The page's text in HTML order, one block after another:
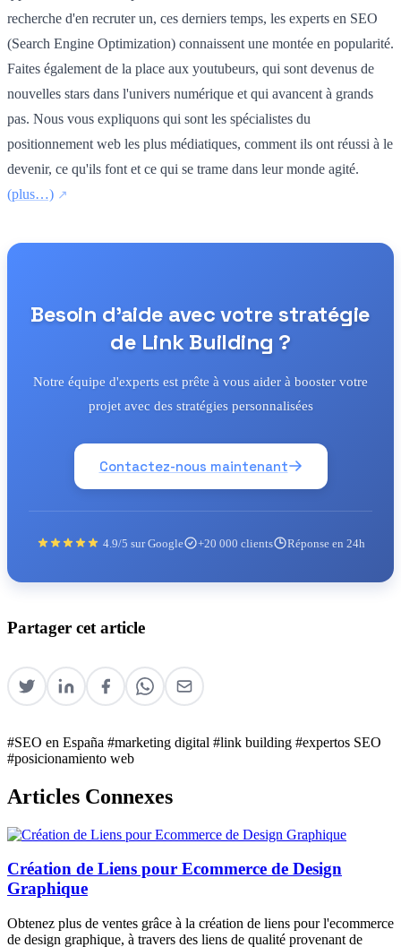
recherche d'en recruter un, ces derniers temps, les experts en SEO
(Search Engine Optimization) connaissent une montée en popularité.
Faites également de la place aux youtubeurs, qui sont devenus de
nouvelles stars dans l'univers numérique et qui avancent à grands
pas. Nous vous expliquons qui sont les spécialistes du
positionnement web les plus médiatiques, comment ils ont réussi à le
devenir, ce qu'ils font et ce qui se trame dans leur monde agité.
(plus…)
Besoin d'aide avec votre stratégie
de Link Building ?
Notre équipe d'experts est prête à vous aider à booster votre
projet avec des stratégies personnalisées
Contactez-nous maintenant
4.9/5 sur Google +20 000 clients Réponse en 24h
Partager cet article
#SEO en España #marketing digital #link building #expertos SEO
#posicionamiento web
Articles Connexes
Création de Liens pour Ecommerce de Design
Graphique
Obtenez plus de ventes grâce à la création de liens pour l'ecommerce
de design graphique, à travers des liens de qualité provenant de